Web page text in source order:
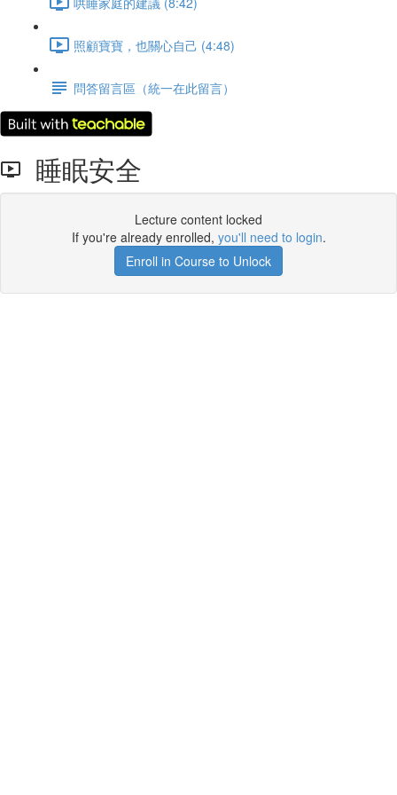
照顧寶寶，也關心自己 (4:48)
問答留言區（統一在此留言）
睡眠安全
Lecture content locked
If you're already enrolled, you'll need to login.
Enroll in Course to Unlock